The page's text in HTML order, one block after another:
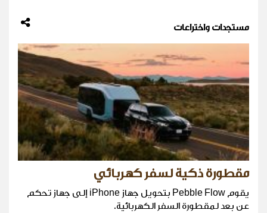
مستجدات واختراعات
مقطورة ذكية لسفر كهربائي
يقوم Pebble Flow بتحويل جهاز iPhone إلى جهاز تحكم
عن بعد لمقطورة السفر الكهربائية.